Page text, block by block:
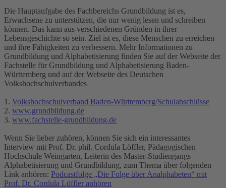
Die Hauptaufgabe des Fachbereichs Grundbildung ist es,
Erwachsene zu unterstützen, die nur wenig lesen und schreiben
können. Das kann aus verschiedenen Gründen in ihrer
Lebensgeschichte so sein. Ziel ist es, diese Menschen zu erreichen
und ihre Fähigkeiten zu verbessern. Mehr Informationen zu
Grundbildung und Alphabetisierung finden Sie auf der Webseite der
Fachstelle für Grundbildung und Alphabetisierung Baden-
Württemberg und auf der Webseite des Deutschen
Volkshochschulverbandes
1. Volkshochschulverband Baden-Württemberg/Schulabschlüsse
2. www.grundbildung.de
3. www.fachstelle-grundbildung.de
Wenn Sie lieber zuhören, können Sie sich ein interessantes
Interview mit Prof. Dr. phil. Cordula Löffler, Pädagogischen
Hochschule Weingarten, Leiterin des Master-Studiengangs
Alphabetisierung und Grundbildung, zum Thema über folgenden
Link anhören: Podcastfolge „Die Folge über Analphabeten“ mit
Prof. Dr. Cordula Löffler anhören